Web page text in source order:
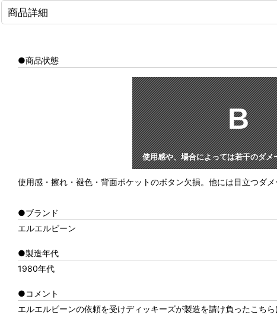
商品詳細
●商品状態
B
使用感や、場合によっては若干のダメ
使用感・擦れ・褪色・背面ポケットのボタン欠損。他には目立つダ
●ブランド
エルエルビーン
●製造年代
1980年代
●コメント
エルエルビーンの依頼を受けディッキーズが製造を請け負ったこち